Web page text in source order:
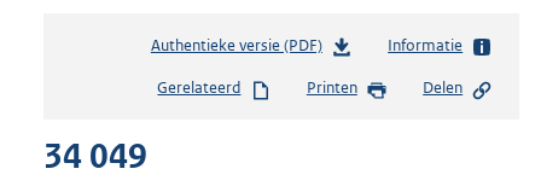
Authentieke versie (PDF)b
s
Informatie
Gerelateerd Printen Delen
34 049